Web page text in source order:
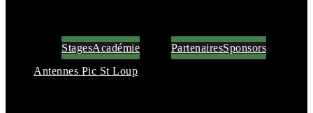
StagesAcadémie PartenairesSponsors
Antennes Pic St Loup